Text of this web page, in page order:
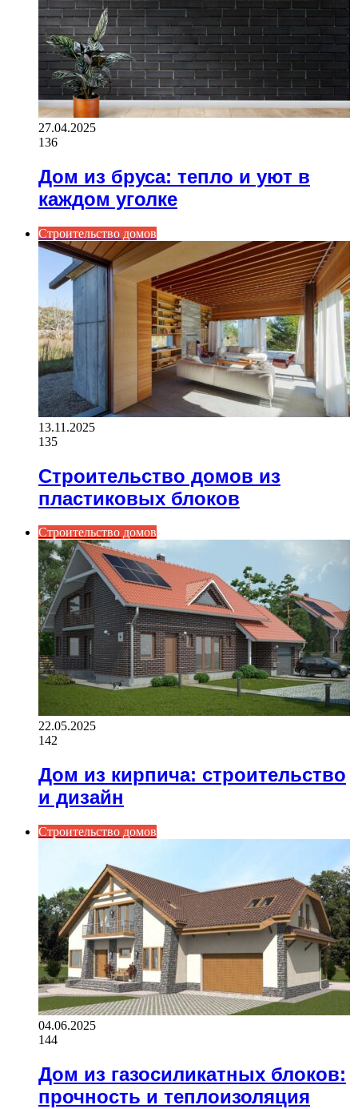
27.04.2025
136
Дом из бруса: тепло и уют в
каждом уголке
Строительство домов
13.11.2025
135
Строительство домов из
пластиковых блоков
Строительство домов
22.05.2025
142
Дом из кирпича: строительство
и дизайн
Строительство домов
04.06.2025
144
Дом из газосиликатных блоков:
прочность и теплоизоляция